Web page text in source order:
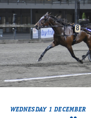
Köp biljett
Travprogrammet
Boka ställplats
Bra att veta
Restauranger
Catering by Lyon
Hotell nära oss
Presentkort
WEDNESDAY 1 DECEMBER